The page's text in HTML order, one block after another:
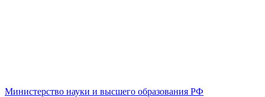
Министерство науки и высшего образования РФ